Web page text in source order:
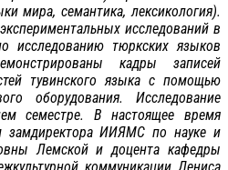
мира, семантика, лексикология).
исследований в
исследованию тюркских языков
кадры записей
тувинского языка с помощью
оборудования. Исследование
семестре. В настоящее время
замдиректора ИИЯМС по науке и
Лемской и доцента кафедры
коммуникации Дениса